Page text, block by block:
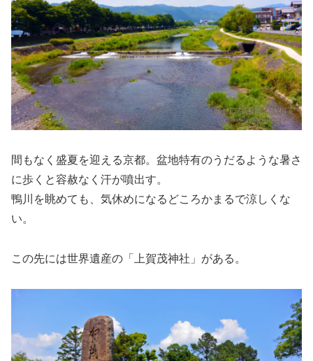
間もなく盛夏を迎える京都。盆地特有のうだるような暑さ
に歩くと容赦なく汗が噴出す。
鴨川を眺めても、気休めになるどころかまるで涼しくな
い。
この先には世界遺産の「上賀茂神社」がある。